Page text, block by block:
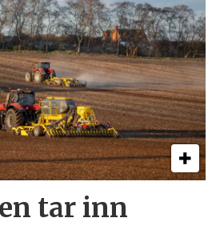
tar inn